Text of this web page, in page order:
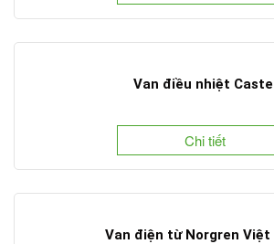
Van điều nhiệt
Chi tiết
Van điện từ Norgren Việt